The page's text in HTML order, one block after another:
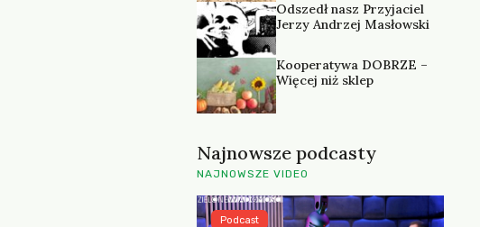
Odszedł nasz Przyjaciel
Jerzy Andrzej Masłowski
Kooperatywa DOBRZE –
Więcej niż sklep
Najnowsze podcasty
NAJNOWSZE VIDEO
Podcast